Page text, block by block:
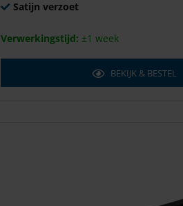
Satijn verzoet
Verwerkingstijd: ±1 week
BEKIJK & BESTEL